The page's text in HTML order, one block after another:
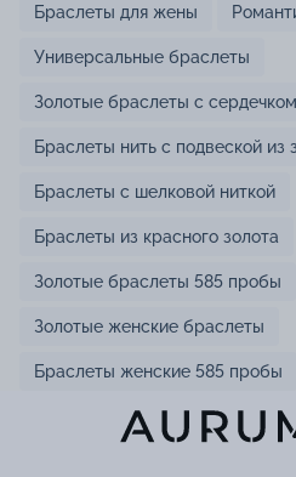
Браслеты для жены
Универсальные браслеты
Золотые браслеты с сердечком
Браслеты нить с подвеской из
Браслеты с шелковой ниткой
Браслеты из красного золота
Золотые браслеты 585 пробы
Золотые женские браслеты
Браслеты женские 585 пробы